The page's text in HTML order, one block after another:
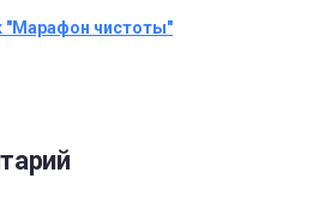
"Марафон чистоты"